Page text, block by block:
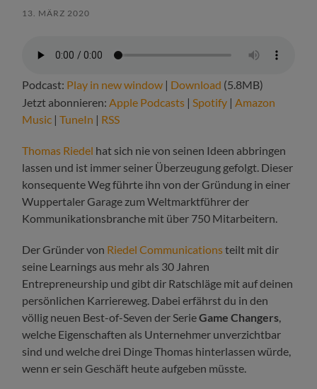
13. MÄRZ 2020
Podcast: Play in new window | Download (5.8MB)
Jetzt abonnieren: Apple Podcasts | Spotify | Amazon
Music |TuneIn | RSS
Thomas Riedel hat sich nie von seinen Ideen abbringen
lassen und ist immer seiner Überzeugung gefolgt. Dieser
konsequente Weg führte ihn von der Gründung in einer
Wuppertaler Garage zum Weltmarktführer der
Kommunikationsbranche mit über 750 Mitarbeitern.
Der Gründer von Riedel Communicationsteilt mit dir
seine Learnings aus mehr als 30 Jahren
Entrepreneurship und gibt dir Ratschläge mit auf deinen
persönlichen Karriereweg. Dabei erfährst du in den
völlig neuen Best-of-Seven der SerieGame Changers
welche Eigenschaften als Unternehmer unverzichtbar
sind und welche drei Dinge Thomas hinterlassen würde,
wenn er sein Geschäft heute aufgeben müsste.